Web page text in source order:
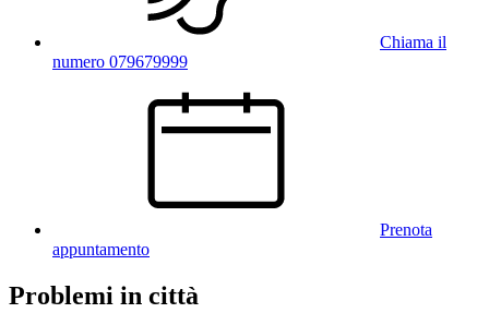
Chiama il
numero 079679999
Prenota
appuntamento
Problemi in città